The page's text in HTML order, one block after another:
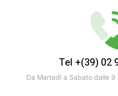
Tel +(39) 02
Da Martedì a Sabato dalle 9